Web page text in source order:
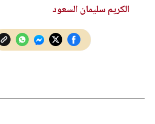
الكريم سليمان السعود